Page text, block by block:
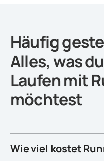
Häufig
Alles, was
Laufen mit
möchtest
Wie viel kostet